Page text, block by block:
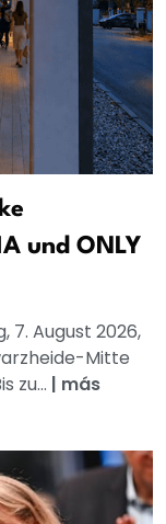
und ONLY
7. August 2026,
Mitte
zu... | más